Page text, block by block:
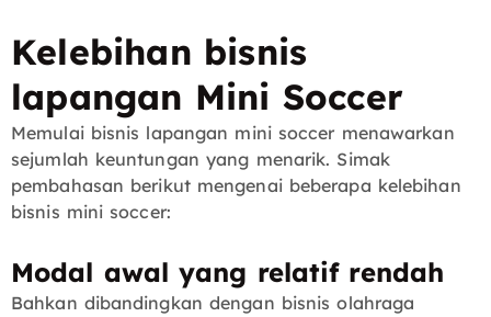
Kelebihan bisnis
lapangan Mini Soccer
Memulai bisnis lapangan mini soccer menawarkan
sejumlah keuntungan yang menarik. Simak
pembahasan berikut mengenai beberapa kelebihan
bisnis mini soccer:
Modal awal yang relatif rendah
Bahkan dibandingkan dengan bisnis olahraga